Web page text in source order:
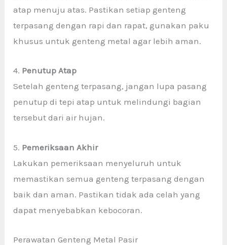
atap menuju atas. Pastikan setiap genteng
terpasang dengan rapi dan rapat, gunakan paku
khusus untuk genteng metal agar lebih aman.
4. Penutup Atap
Setelah genteng terpasang, jangan lupa pasang
penutup di tepi atap untuk melindungi bagian
tersebut dari air hujan.
5. Pemeriksaan Akhir
Lakukan pemeriksaan menyeluruh untuk
memastikan semua genteng terpasang dengan
baik dan aman. Pastikan tidak ada celah yang
dapat menyebabkan kebocoran.
Perawatan Genteng Metal Pasir